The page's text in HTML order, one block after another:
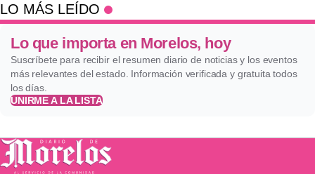
LO MÁS LEÍDO
Lo que importa en Morelos, hoy
Suscríbete para recibir el resumen diario de noticias y los eventos
más relevantes del estado. Información verificada y gratuita todos
los días.
UNIRME A LA LISTA